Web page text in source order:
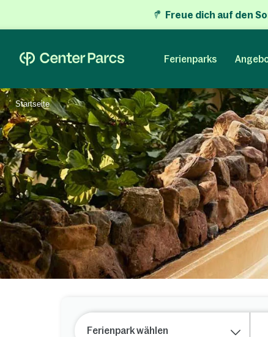
Freue dich auf den
Ferienparks
Startseite
Ferienpark wählen